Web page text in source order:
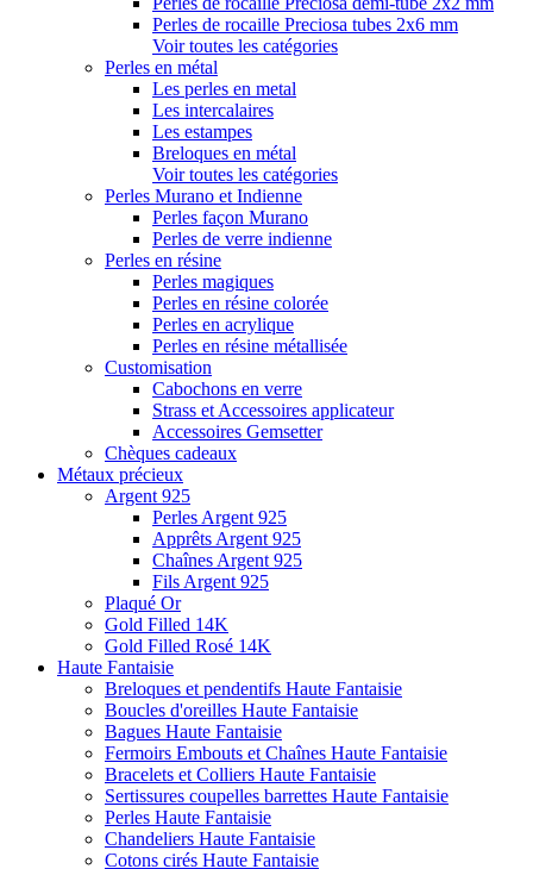
Perles de rocaille Preciosa tubes 2x6 mm
Voir toutes les catégories
Perles en métal
Les perles en metal
Les intercalaires
Les estampes
Breloques en métal
Voir toutes les catégories
Perles Murano et Indienne
Perles façon Murano
Perles de verre indienne
Perles en résine
Perles magiques
Perles en résine colorée
Perles en acrylique
Perles en résine métallisée
Customisation
Cabochons en verre
Strass et Accessoires applicateur
Accessoires Gemsetter
Chèques cadeaux
Métaux précieux
Argent 925
Perles Argent 925
Apprêts Argent 925
Chaînes Argent 925
Fils Argent 925
Plaqué Or
Gold Filled 14K
Gold Filled Rosé 14K
Haute Fantaisie
Breloques et pendentifs Haute Fantaisie
Boucles d'oreilles Haute Fantaisie
Bagues Haute Fantaisie
Fermoirs Embouts et Chaînes Haute Fantaisie
Bracelets et Colliers Haute Fantaisie
Sertissures coupelles barrettes Haute Fantaisie
Perles Haute Fantaisie
Chandeliers Haute Fantaisie
Cotons cirés Haute Fantaisie